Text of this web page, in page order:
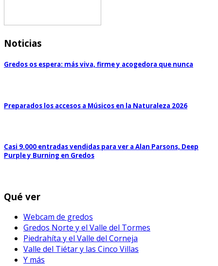
Noticias
Gredos os espera: más viva, firme y acogedora que nunca
Preparados los accesos a Músicos en la Naturaleza 2026
Casi 9.000 entradas vendidas para ver a Alan Parsons, Deep
Purple y Burning en Gredos
Qué ver
Webcam de gredos
Gredos Norte y el Valle del Tormes
Piedrahíta y el Valle del Corneja
Valle del Tiétar y las Cinco Villas
Y más